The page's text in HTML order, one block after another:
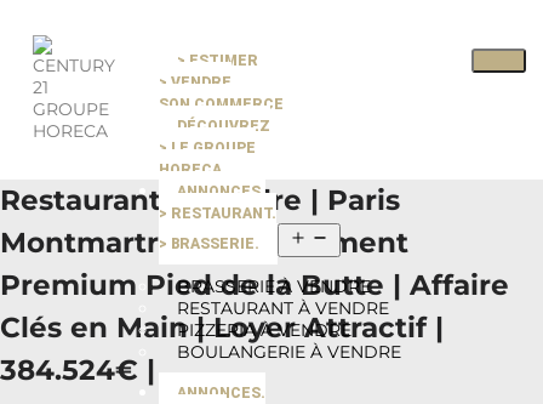
> ESTIMER
> VENDRE
SON COMMERCE
DÉCOUVREZ
> LE GROUPE
HORECA
ANNONCES.
> RESTAURANT.
> BRASSERIE.
BRASSERIE À VENDRE
RESTAURANT À VENDRE
PIZZERIA À VENDRE
BOULANGERIE À VENDRE
ANNONCES.
Pause slide rotation
Resume slide rotation
Previous slide
Restaurant à Vendre | Paris
Montmartre | Emplacement
Premium Pied de la Butte | Affaire
Clés en Main | Loyer Attractif |
384.524€ |